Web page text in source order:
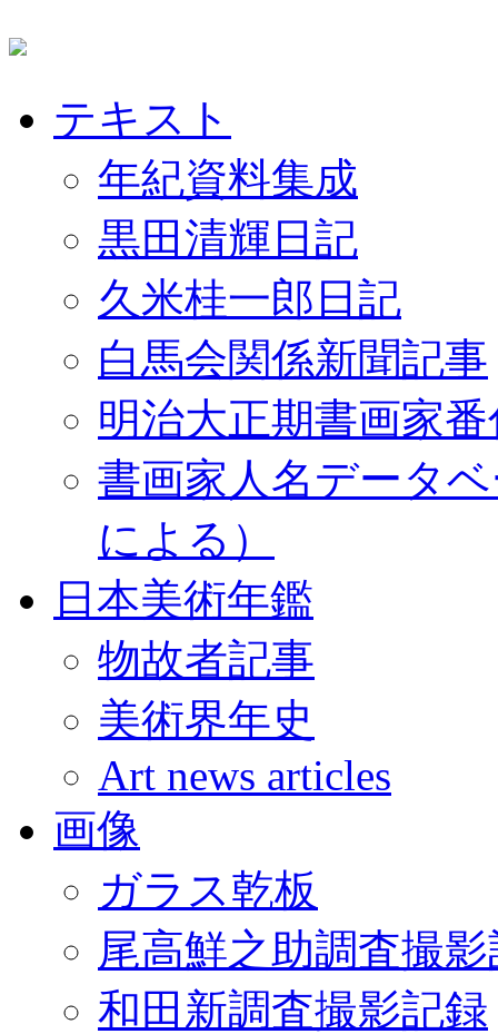
テキスト
年紀資料集成
黒田清輝日記
久米桂一郎日記
白馬会関係新聞記事
明治大正期書画家
書画家人名データ
による）
日本美術年鑑
物故者記事
美術界年史
Art news articles
画像
ガラス乾板
尾高鮮之助調査撮
和田新調査撮影記録